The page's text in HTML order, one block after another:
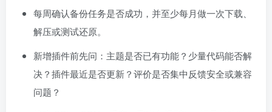
每周确认备份任务是否成功，并至少每月做一次下载、
解压或测试还原。
新增插件前先问：主题是否已有功能？少量代码能否解
决？插件最近是否更新？评价是否集中反馈安全或兼容
问题？